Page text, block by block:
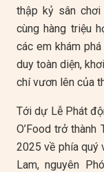
thập kỷ sân
cùng hàng triệu
các em khám
duy toàn diện,
chí vươn lên của
Tới dự Lễ Phát
O’Food trở
2025 về phía quý
Lam, nguyên